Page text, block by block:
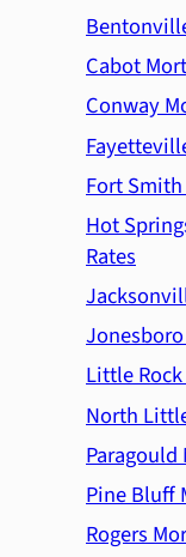
Cabot
Conway
Fort Smith
Hot
Rates
Little
North
Paragould
Pine Bluff
Rogers